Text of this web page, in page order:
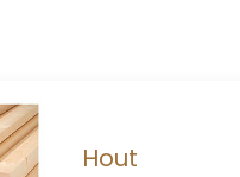
Hout